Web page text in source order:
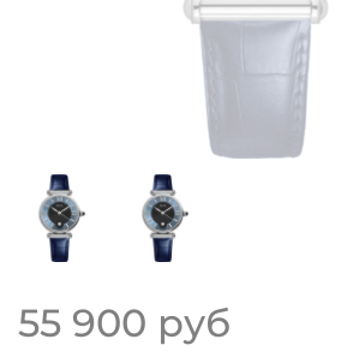
55 900 руб